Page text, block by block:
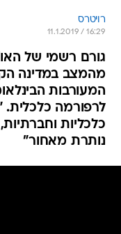
רויטרס
11.1.2019 / 16:29
גורם רשמי של
מהמצב במדינה
המעורבות
לרפורמה כלכלית.
כלכליות
נותרת מאחור"